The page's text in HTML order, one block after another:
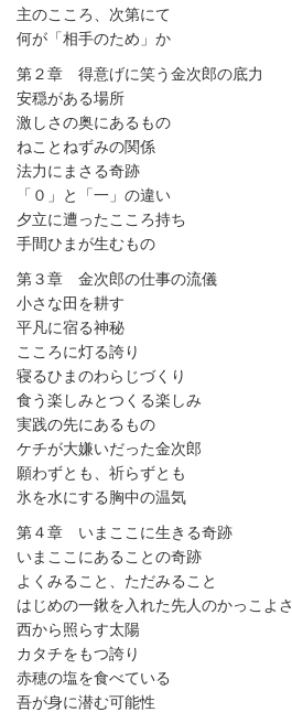
主のこころ、次第にて
何が「相手のため」か
第２章 得意げに笑う金次郎の底力
安穏がある場所
激しさの奥にあるもの
ねことねずみの関係
法力にまさる奇跡
「０」と「一」の違い
夕立に遭ったこころ持ち
手間ひまが生むもの
第３章 金次郎の仕事の流儀
小さな田を耕す
平凡に宿る神秘
こころに灯る誇り
寝るひまのわらじづくり
食う楽しみとつくる楽しみ
実践の先にあるもの
ケチが大嫌いだった金次郎
願わずとも、祈らずとも
氷を水にする胸中の温気
第４章 いまここに生きる奇跡
いまここにあることの奇跡
よくみること、ただみること
はじめの一鍬を入れた先人のかっこよさ
西から照らす太陽
カタチをもつ誇り
赤穂の塩を食べている
吾が身に潜む可能性